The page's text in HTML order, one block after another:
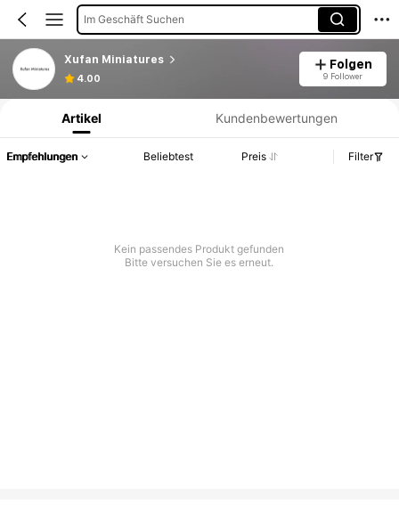
Im Geschäft Suchen
Xufan Miniatures
4.00
Folgen
9 Follower
Produktinformation: Preisangabe, Verkaufs- und Lagerbestandsdetails.
Artikel Kundenbewertungen
Empfehlungen Beliebtest Preis Filter
Kein passendes Produkt gefunden
Bitte versuchen Sie es erneut.